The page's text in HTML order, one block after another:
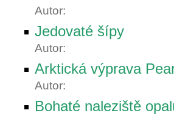
Autor:
Jedovaté šípy
Autor:
Arktická výprava
Autor:
Bohaté naleziště